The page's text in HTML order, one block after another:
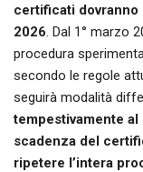
certificati
2026 . Dal 1° marzo
procedura
secondo le regole
seguirà modalità
tempestivamente
scadenza del
ripetere l’intera